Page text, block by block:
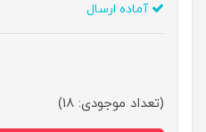
آماده ارسال
(تعداد موجودی: 18)